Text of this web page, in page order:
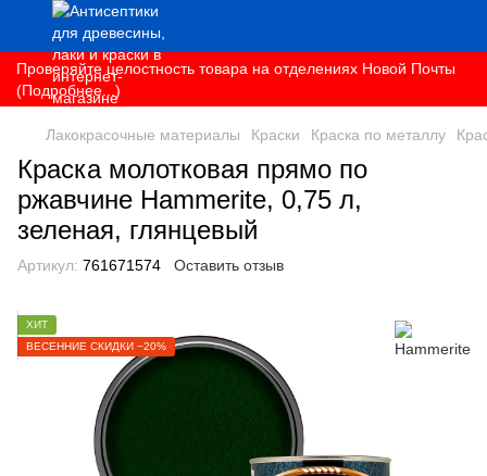
Проверяйте целостность товара на отделениях Новой Почты
(Подробнее...)
Лакокрасочные материалы Краски Краска по металлу
Краска молотковая прямо по
ржавчине Hammerite, 0,75 л,
зеленая, глянцевый
Артикул: 761671574 Оставить отзыв
ХИТ
ВЕСЕННИЕ СКИДКИ −20%